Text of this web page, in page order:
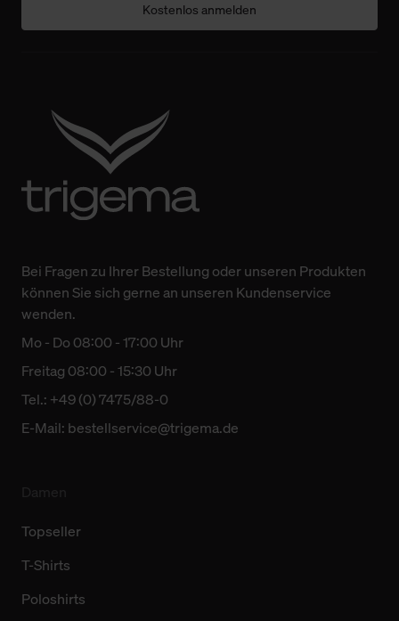
Kostenlos anmelden
Bei Fragen zu Ihrer Bestellung oder unseren Produkten
können Sie sich gerne an unseren Kundenservice
wenden.
Mo - Do 08:00 - 17:00 Uhr
Freitag 08:00 - 15:30 Uhr
Tel.: +49 (0) 7475/88-0
E-Mail: bestellservice@trigema.de
Topseller
T-Shirts
Poloshirts